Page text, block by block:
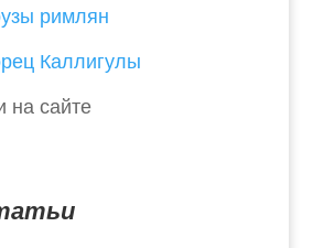
римлян
Каллигулы
на сайте